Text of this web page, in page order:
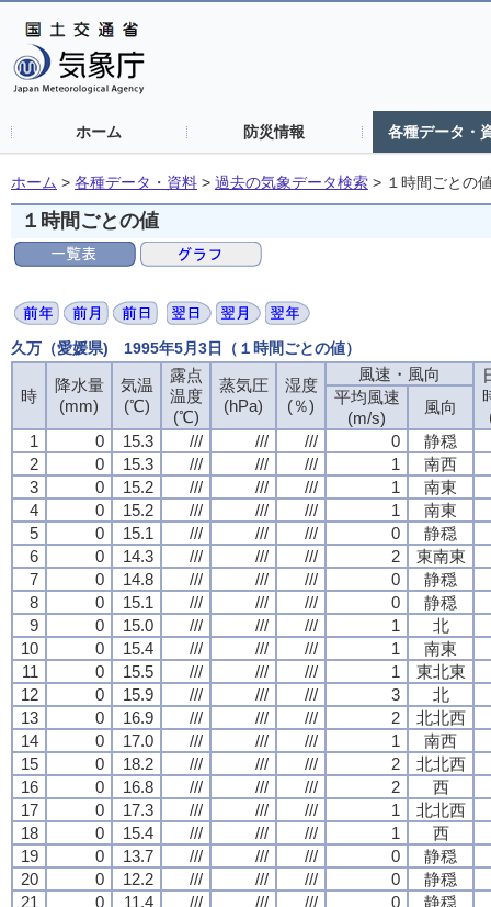
ホーム 防災情報 各種データ・
ホーム > 各種データ・資料 > 過去の気象データ検索 > １時間ごとの
１時間ごとの値
久万（愛媛県) 1995年5月3日（１時間ごとの値）
時
降水量
(mm)
気温
(℃)
露点
温度
(℃)
蒸気圧
(hPa)
湿度
(％)
風速・風向
平均風速
(m/s)
風向
1
0 15.3 /// /// /// 0
静穏
2
0 15.3 /// /// /// 1
南西
3
0 15.2 /// /// /// 1
南東
4
0 15.2 /// /// /// 1
南東
5
0 15.1 /// /// /// 0
静穏
6
0 14.3 /// /// /// 2
東南東
7
0 14.8 /// /// /// 0
静穏
8
0 15.1 /// /// /// 0
静穏
9
0 15.0 /// /// /// 1
北
10
0 15.4 /// /// /// 1
南東
11
0 15.5 /// /// /// 1
東北東
12
0 15.9 /// /// /// 3
北
13
0 16.9 /// /// /// 2
北北西
14
0 17.0 /// /// /// 1
南西
15
0 18.2 /// /// /// 2
北北西
16
0 16.8 /// /// /// 2
西
17
0 17.3 /// /// /// 1
北北西
18
0 15.4 /// /// /// 1
西
19
0 13.7 /// /// /// 0
静穏
20
0 12.2 /// /// /// 0
静穏
21
0 11.4 /// /// /// 0
静穏